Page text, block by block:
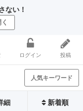
ない！
ログイン 投稿
人気キーワード
細 新着順